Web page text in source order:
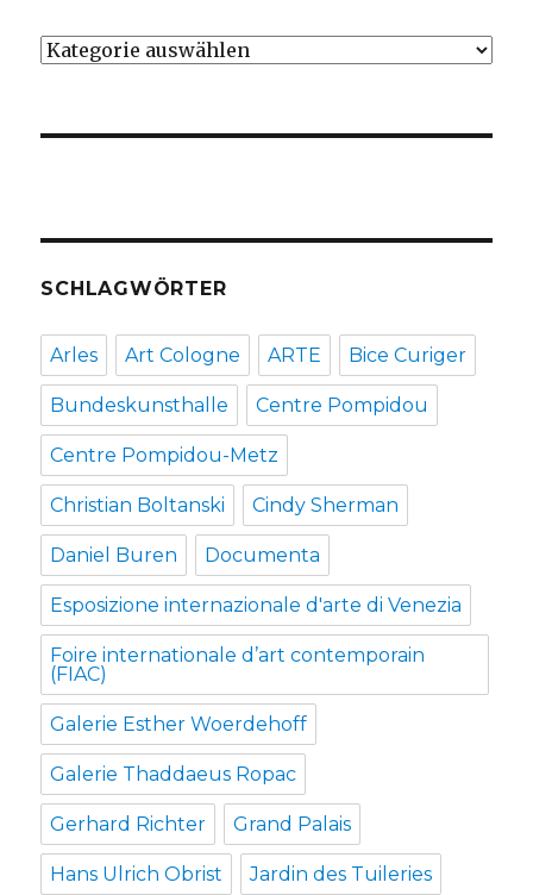
Kategorien
SCHLAGWÖRTER
Arles Art Cologne ARTE Bice Curiger
Bundeskunsthalle Centre Pompidou
Centre Pompidou-Metz
Christian Boltanski Cindy Sherman
Daniel Buren Documenta
Esposizione internazionale d'arte di Venezia
Foire internationale d’art contemporain
(FIAC)
Galerie Esther Woerdehoff
Galerie Thaddaeus Ropac
Gerhard Richter Grand Palais
Hans Ulrich Obrist Jardin des Tuileries